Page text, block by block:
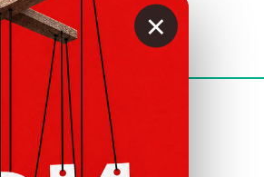
КОММЕНТАРИИ
×